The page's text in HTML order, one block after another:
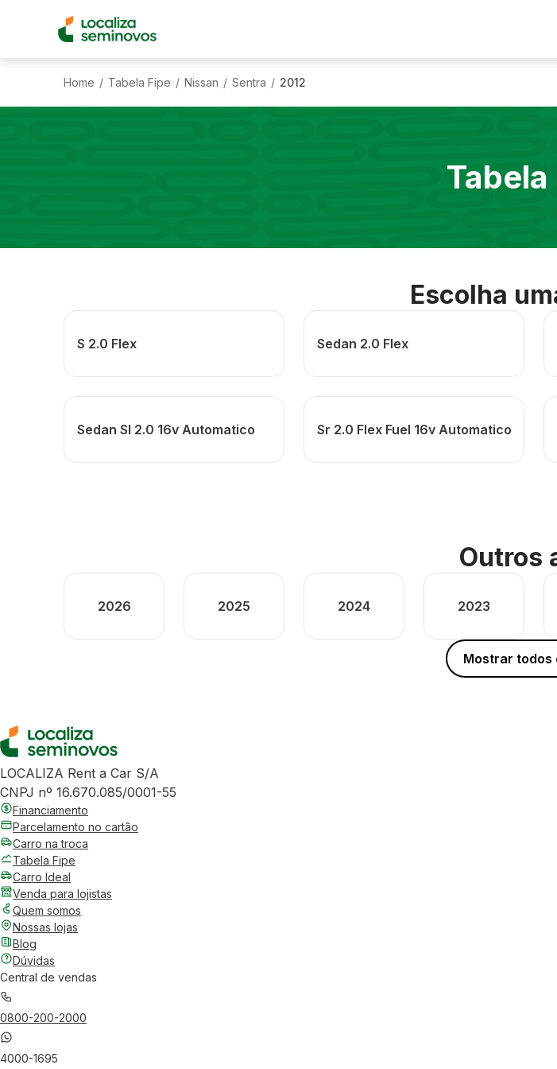
Home / Tabela Fipe / Nissan / Sentra / 2012
Tabela
Escolha
S 2.0 Flex Sedan 2.0 Flex
Sedan Sl 2.0 16v Automatico Sr 2.0 Flex Fuel 16v Automatico
Outros
2026 2025 2024 2023
Mostrar todos
LOCALIZA Rent a Car S/A
CNPJ nº 16.670.085/0001-55
Financiamento
Parcelamento no cartão
Carro na troca
Tabela Fipe
Carro Ideal
Venda para lojistas
Quem somos
Nossas lojas
Blog
Dúvidas
Central de vendas
0800-200-2000
4000-1695